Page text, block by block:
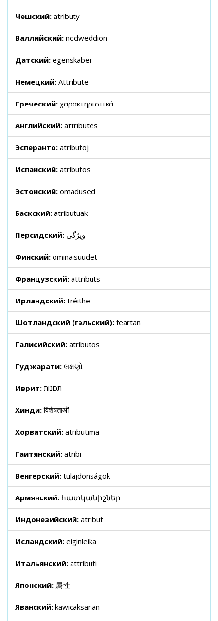
Чешский: atributy
Валлийский: nodweddion
Датский: egenskaber
Немецкий: Attribute
Греческий: χαρακτηριστικά
Английский: attributes
Эсперанто: atributoj
Испанский: atributos
Эстонский: omadused
Баскский: atributuak
Персидский: ویژگی
Финский: ominaisuudet
Французский: attributs
Ирландский: tréithe
Шотландский (гэльский): feartan
Галисийский: atributos
Гуджарати: લક્ષણો
Иврит: תכונות
Хинди:विशेषताओं
Хорватский: atributima
Гаитянский: atribi
Венгерский: tulajdonságok
Армянский: հատկանիշներ
Индонезийский: atribut
Исландский: eiginleika
Итальянский: attributi
Японский: 属性
Яванский: kawicaksanan